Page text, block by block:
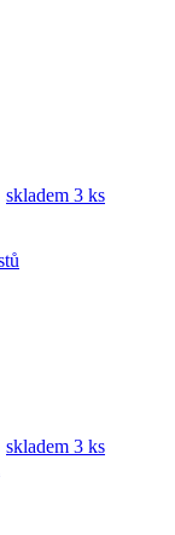
skladem 3 ks
skladem 3 ks